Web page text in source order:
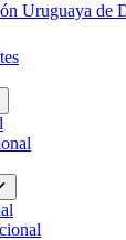
Uruguaya de